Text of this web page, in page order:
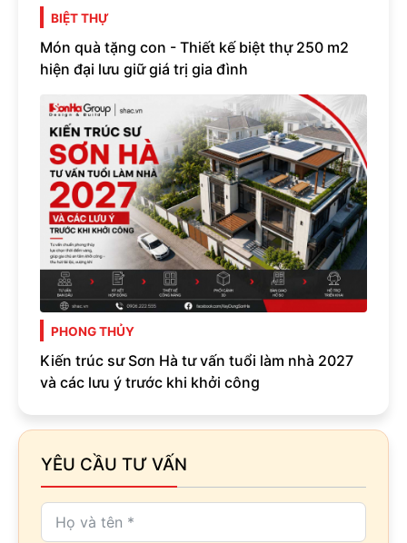
BIỆT THỰ
Món quà tặng con - Thiết kế biệt thự 250 m2
hiện đại lưu giữ giá trị gia đình
PHONG THỦY
Kiến trúc sư Sơn Hà tư vấn tuổi làm nhà 2027
và các lưu ý trước khi khởi công
YÊU CẦU TƯ VẤN